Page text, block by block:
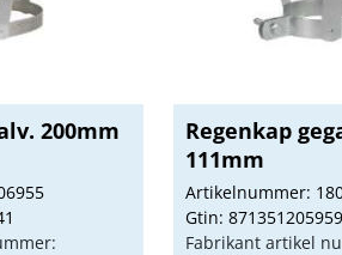
200mm
Regenkap
111mm
Artikelnummer:
Gtin:
Fabrikant artikel